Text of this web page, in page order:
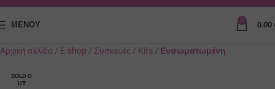
ΜΕΝΟΎ 0 0.00
Αρχική σελίδα E-shop Συσκευές Kits Ενσωματωμένη
SOLD O
UT